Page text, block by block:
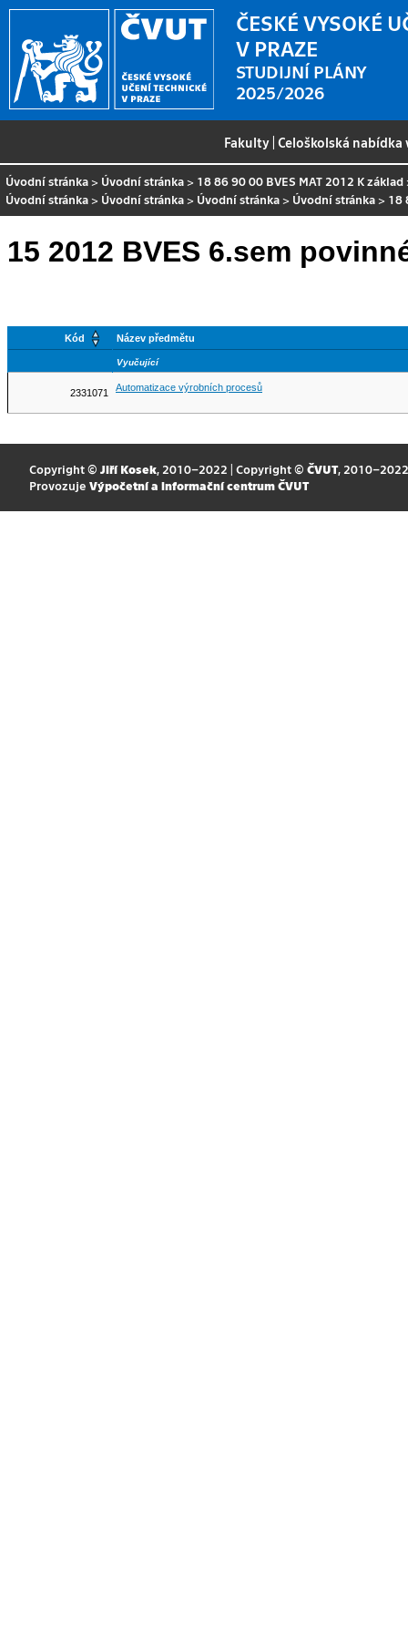
ČESKÉ VYSOKÉ
V PRAZE
STUDIJNÍ PLÁNY
2025/2026
Fakulty |Celoškolská
Úvodní stránka > Úvodní stránka > 18 86 90 00 BVES MAT 2012 K základ
Úvodní stránka > Úvodní stránka > Úvodní stránka > Úvodní stránka > 18
15 2012 BVES 6.sem
Kód Název předmětu
Vyučující
2331071 Automatizace výrobních procesů
Copyright © Jiří Kosek, 2010–2022 | Copyright © ČVUT, 2010–2022
Provozuje Výpočetní a informační centrum ČVUT